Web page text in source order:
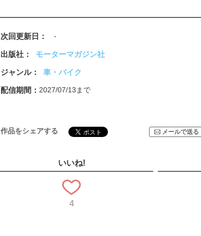
次回更新日 -
出版社 モーターマガジン社
ジャンル 車・バイク
配信期間 2027/07/13まで
作品をシェアする メールで送る
いいね!
4